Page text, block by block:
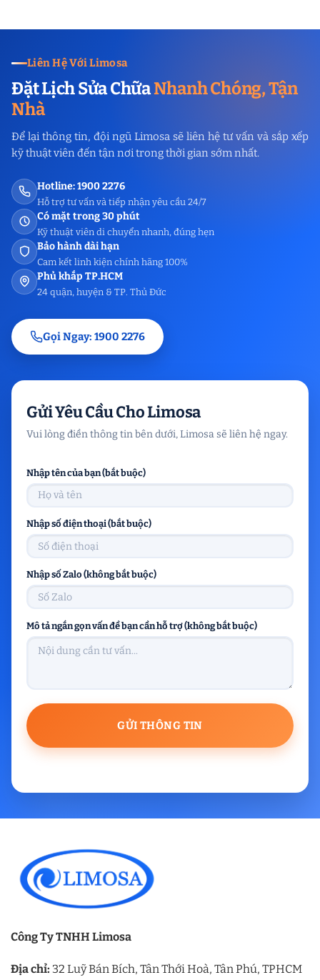
Liên Hệ Với Limosa
Đặt Lịch Sửa ChữaNhanh Chóng, Tận
Nhà
Để lại thông tin, đội ngũ Limosa sẽ liên hệ tư vấn và sắp xếp
kỹ thuật viên đến tận nơi trong thời gian sớm nhất.
Hotline: 1900 2276
Hỗ trợ tư vấn và tiếp nhận yêu cầu 24/7
Có mặt trong 30 phút
Kỹ thuật viên di chuyển nhanh, đúng hẹn
Bảo hành dài hạn
Cam kết linh kiện chính hãng 100%
Phủ khắp TP.HCM
24 quận, huyện & TP. Thủ Đức
Gọi Ngay: 1900 2276
Gửi Yêu Cầu Cho Limosa
Vui lòng điền thông tin bên dưới, Limosa sẽ liên hệ ngay.
Nhập tên của bạn (bắt buộc)
Nhập số điện thoại (bắt buộc)
Nhập số Zalo (không bắt buộc)
Mô tả ngắn gọn vấn đề bạn cần hỗ trợ (không bắt buộc)
Công Ty TNHH Limosa
Địa chỉ: 32 Luỹ Bán Bích, Tân Thới Hoà, Tân Phú, TPHCM